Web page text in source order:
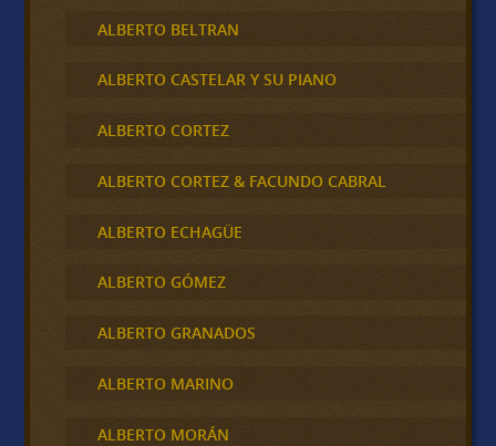
ALBERTO BELTRAN
ALBERTO CASTELAR Y SU PIANO
ALBERTO CORTEZ
ALBERTO CORTEZ & FACUNDO CABRAL
ALBERTO ECHAGÜE
ALBERTO GÓMEZ
ALBERTO GRANADOS
ALBERTO MARINO
ALBERTO MORÁN